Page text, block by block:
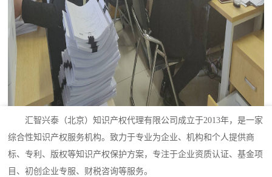
汇智兴泰（北京）知识产权代理有限公司成立于2013年，是一家
综合性知识产权服务机构。致力于专业为企业、机构和个人提供商
标、专利、版权等知识产权保护方案，专注于企业资质认证、基金项
目、初创企业专服、财税咨询等服务。